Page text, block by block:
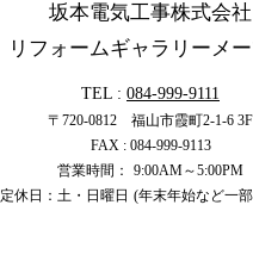
坂本電気工事株式会社
リフォームギャラリーメ
TEL : 084-999-9111
〒720-0812 福山市霞町2-1-6 3F
FAX : 084-999-9113
営業時間：
9:00AM～5:00PM
定休日：土・日曜日 (年末年始など一